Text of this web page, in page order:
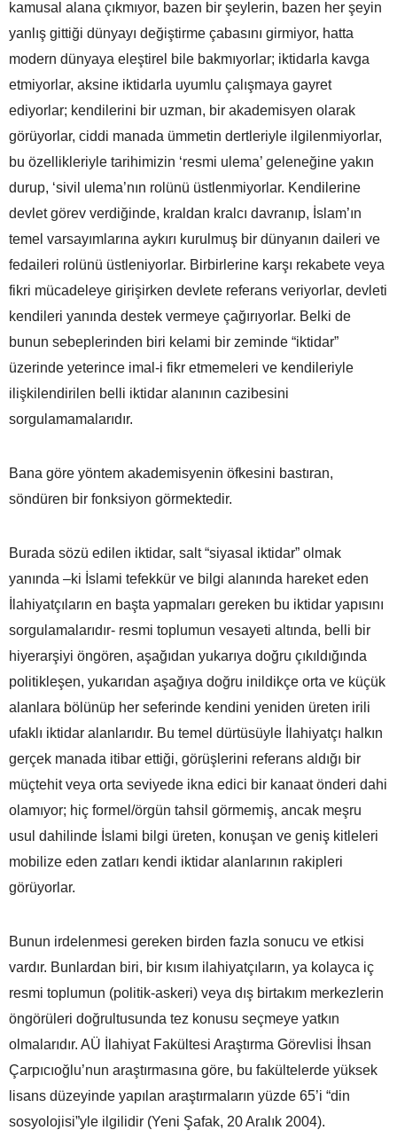
kamusal alana çıkmıyor, bazen bir şeylerin, bazen her şeyin
yanlış gittiği dünyayı değiştirme çabasını girmiyor, hatta
modern dünyaya eleştirel bile bakmıyorlar; iktidarla kavga
etmiyorlar, aksine iktidarla uyumlu çalışmaya gayret
ediyorlar; kendilerini bir uzman, bir akademisyen olarak
görüyorlar, ciddi manada ümmetin dertleriyle ilgilenmiyorlar,
bu özellikleriyle tarihimizin ‘resmi ulema’ geleneğine yakın
durup, ‘sivil ulema’nın rolünü üstlenmiyorlar. Kendilerine
devlet görev verdiğinde, kraldan kralcı davranıp, İslam’ın
temel varsayımlarına aykırı kurulmuş bir dünyanın daileri ve
fedaileri rolünü üstleniyorlar. Birbirlerine karşı rekabete veya
fikri mücadeleye girişirken devlete referans veriyorlar, devleti
kendileri yanında destek vermeye çağırıyorlar. Belki de
bunun sebeplerinden biri kelami bir zeminde “iktidar”
üzerinde yeterince imal-i fikr etmemeleri ve kendileriyle
ilişkilendirilen belli iktidar alanının cazibesini
sorgulamamalarıdır.
Bana göre yöntem akademisyenin öfkesini bastıran,
söndüren bir fonksiyon görmektedir.
Burada sözü edilen iktidar, salt “siyasal iktidar” olmak
yanında –ki İslami tefekkür ve bilgi alanında hareket eden
İlahiyatçıların en başta yapmaları gereken bu iktidar yapısını
sorgulamalarıdır- resmi toplumun vesayeti altında, belli bir
hiyerarşiyi öngören, aşağıdan yukarıya doğru çıkıldığında
politikleşen, yukarıdan aşağıya doğru inildikçe orta ve küçük
alanlara bölünüp her seferinde kendini yeniden üreten irili
ufaklı iktidar alanlarıdır. Bu temel dürtüsüyle İlahiyatçı halkın
gerçek manada itibar ettiği, görüşlerini referans aldığı bir
müçtehit veya orta seviyede ikna edici bir kanaat önderi dahi
olamıyor; hiç formel/örgün tahsil görmemiş, ancak meşru
usul dahilinde İslami bilgi üreten, konuşan ve geniş kitleleri
mobilize eden zatları kendi iktidar alanlarının rakipleri
görüyorlar.
Bunun irdelenmesi gereken birden fazla sonucu ve etkisi
vardır. Bunlardan biri, bir kısım ilahiyatçıların, ya kolayca iç
resmi toplumun (politik-askeri) veya dış birtakım merkezlerin
öngörüleri doğrultusunda tez konusu seçmeye yatkın
olmalarıdır. AÜ İlahiyat Fakültesi Araştırma Görevlisi İhsan
Çarpıcıoğlu’nun araştırmasına göre, bu fakültelerde yüksek
lisans düzeyinde yapılan araştırmaların yüzde 65’i “din
sosyolojisi”yle ilgilidir (Yeni Şafak, 20 Aralık 2004).